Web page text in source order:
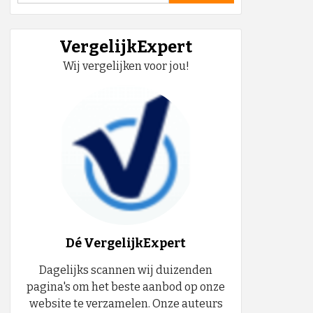
VergelijkExpert
Wij vergelijken voor jou!
Dé VergelijkExpert
Dagelijks scannen wij duizenden
pagina's om het beste aanbod op onze
website te verzamelen. Onze auteurs